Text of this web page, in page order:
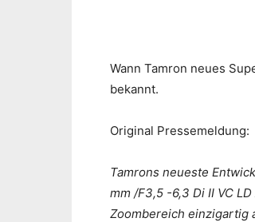
Wann Tamron neues
bekannt.
Original Pressemeldung:
Tamrons neueste
mm /F3,5 -6,3 Di II VC
Zoombereich einzigartig